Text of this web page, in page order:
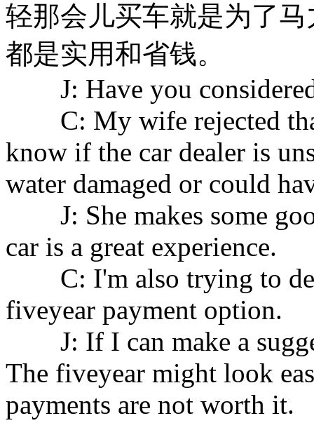
轻那会儿买车就是为了
都是实用和省钱。
J: Have you considered
C: My wife rejected that
know if the car dealer is
water damaged or could
J: She makes some
car is a great experience.
C: I'm also trying to
fiveyear payment option.
J: If I can make a
The fiveyear might look
payments are not worth it.